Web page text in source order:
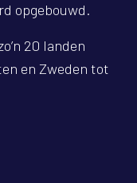
opgebouwd.
20 landen
en Zweden tot